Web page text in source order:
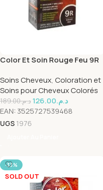
Color Et Soin Rouge Feu 9R
Soins Cheveux, Coloration et
Soins pour Cheveux Colorés
د.م.189.00 د.م.126.00
EAN: 3525727539468
UGS 1976
-33%
SOLD OUT